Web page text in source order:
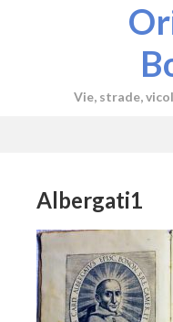
Vie, strade,
Albergati1